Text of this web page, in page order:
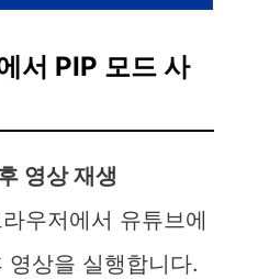
서 PIP 모드 사
영상 재생
우저에서 유튜브에
영상을 실행합니다.